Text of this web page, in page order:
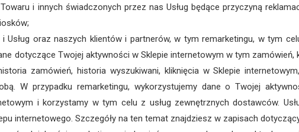
i innych świadczonych przez nas Usług będące przyczyną
Usług oraz naszych klientów i partnerów, w tym remarketingu, w tym
dotyczące Twojej aktywności w Sklepie internetowym w tym
zamówień, historia wyszukiwani, kliknięcia w Sklepie
W przypadku remarketingu, wykorzystujemy dane o Twojej
i korzystamy w tym celu z usług zewnętrznych dostawców.
internetowego. Szczegóły na ten temat znajdziesz w zapisach